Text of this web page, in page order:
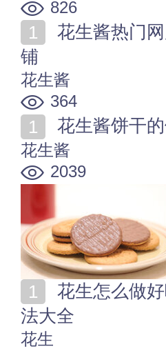
826
铺
花生酱
364
花生酱饼干
花生酱
2039
法大全
花生